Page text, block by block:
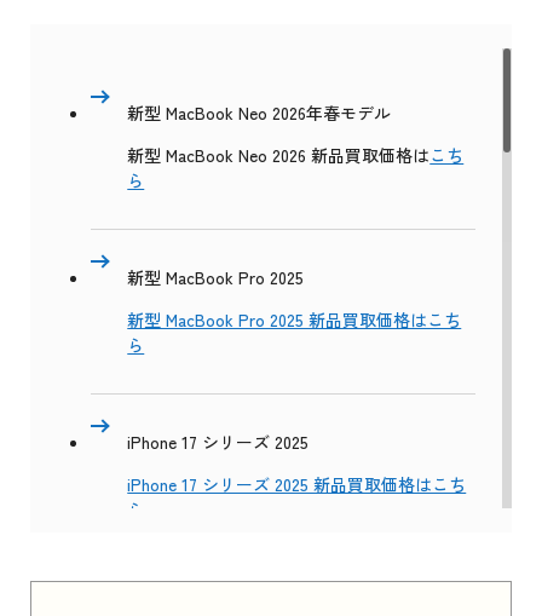
新型 MacBook Neo 2026年春モデル
新型 MacBook Neo 2026 新品買取価格はこち
ら
新型 MacBook Pro 2025
新型 MacBook Pro 2025 新品買取価格はこち
ら
iPhone 17 シリーズ 2025
iPhone 17 シリーズ 2025 新品買取価格はこち
ら